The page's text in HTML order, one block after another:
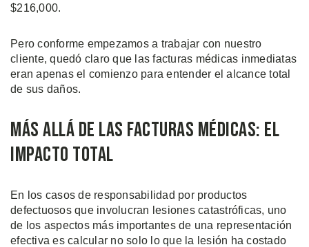
$216,000.
Pero conforme empezamos a trabajar con nuestro
cliente, quedó claro que las facturas médicas inmediatas
eran apenas el comienzo para entender el alcance total
de sus daños.
Más Allá de las Facturas Médicas: El
Impacto Total
En los casos de responsabilidad por productos
defectuosos que involucran lesiones catastróficas, uno
de los aspectos más importantes de una representación
efectiva es calcular no solo lo que la lesión ha costado